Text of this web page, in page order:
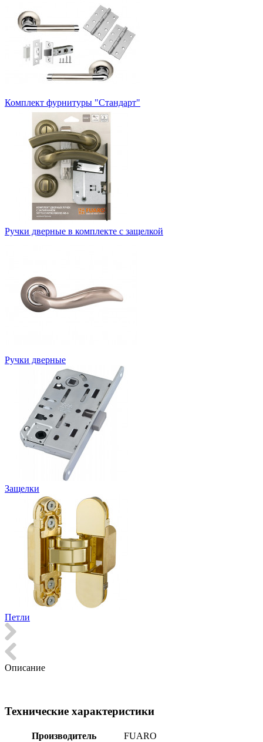
Комплект фурнитуры "Стандарт"
Ручки дверные в комплекте с защелкой
Ручки дверные
Защелки
Петли
Описание
Технические характеристики
Производитель
FUARO